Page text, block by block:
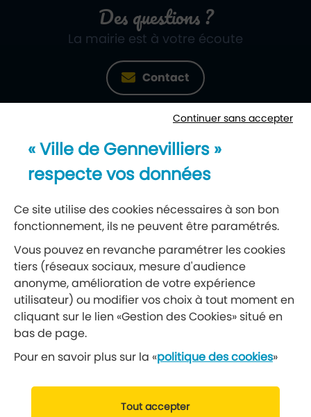
Des questions ?
La mairie est à votre écoute
Contact
Newsletter
Réseaux sociaux
Suivez-nous
Retrouvez nous sur Facebook
Continuer sans accepter
« Ville de Gennevilliers »
respecte vos données
Ce site utilise des cookies nécessaires à son bon
fonctionnement, ils ne peuvent être paramétrés.
Vous pouvez en revanche paramétrer les cookies
tiers (réseaux sociaux, mesure d'audience
anonyme, amélioration de votre expérience
utilisateur) ou modifier vos choix à tout moment en
cliquant sur le lien «Gestion des Cookies» situé en
bas de page.
Pour en savoir plus sur la «politique des cookies»
Tout accepter